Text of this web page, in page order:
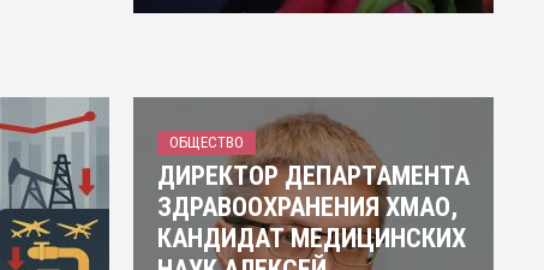
ОБЩЕСТВО
ДИРЕКТОР ДЕПАРТАМЕНТА
ЗДРАВООХРАНЕНИЯ ХМАО,
КАНДИДАТ МЕДИЦИНСКИХ